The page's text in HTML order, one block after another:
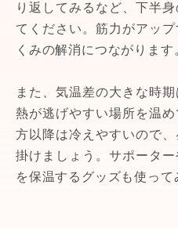
り返してみるなど、下半
てください。筋力がアッ
くみの解消につながります
また、気温差の大きな時
熱が逃げやすい場所を温
方以降は冷えやすいので
掛けましょう。サポータ
を保温するグッズも使って